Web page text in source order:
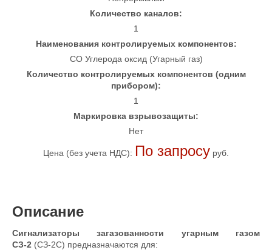
Количество каналов:
1
Наименования контролируемых компонентов:
CO Углерода оксид (Угарный газ)
Количество контролируемых компонентов (одним
прибором):
1
Маркировка взрывозащиты:
Нет
Цена (без учета НДС): По запросу руб.
Описание
Сигнализаторы загазованности угарным газом
СЗ-2 (СЗ-2С) предназначаются для: